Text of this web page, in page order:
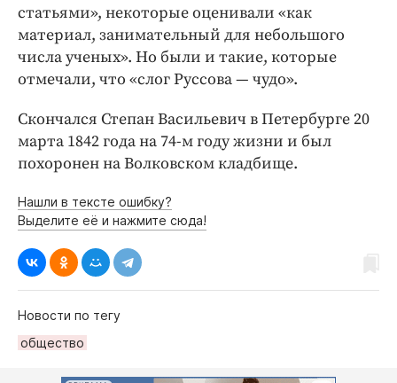
статьями», некоторые оценивали «как
материал, занимательный для небольшого
числа ученых». Но были и такие, которые
отмечали, что «слог Руссова — чудо».
Скончался Степан Васильевич в Петербурге 20
марта 1842 года на 74-м году жизни и был
похоронен на Волковском кладбище.
Нашли в тексте ошибку?
Выделите её и нажмите сюда!
Новости по тегу
общество